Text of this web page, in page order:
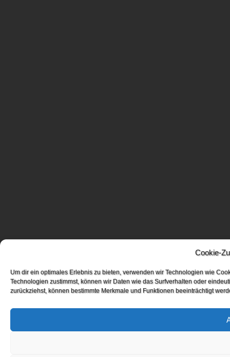
Cookie-
Um dir ein optimales Erlebnis zu bieten, verwenden wir Technologien wie
Technologien zustimmst, können wir Daten wie das Surfverhalten oder
zurückziehst, können bestimmte Merkmale und Funktionen beeinträchtigt